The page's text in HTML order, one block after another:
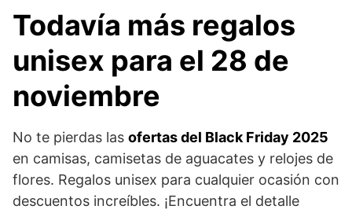
Todavía más regalos
unisex para el 28 de
noviembre
No te pierdas las ofertas del Black Friday 2025
en camisas, camisetas de aguacates y relojes de
flores. Regalos unisex para cualquier ocasión con
descuentos increíbles. ¡Encuentra el detalle